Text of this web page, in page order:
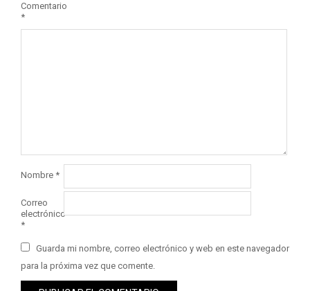
Comentario
*
Nombre *
Correo
electrónico
*
Guarda mi nombre, correo electrónico y web en este navegador
para la próxima vez que comente.